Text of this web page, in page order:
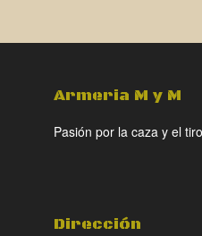
Armeria M y M
Pasión por la caza y el
Dirección